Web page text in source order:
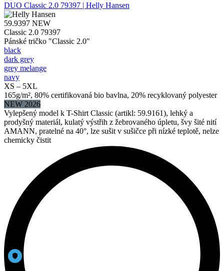
DUO Classic 2.0 79397 | Helly Hansen
59.9397 NEW
Classic 2.0 79397
Pánské tričko "Classic 2.0"
black
dark grey
grey melange
navy
XS – 5XL
165g/m², 80% certifikovaná bio bavlna, 20% recyklovaný polyester
NEW 2026
Vylepšený model k T-Shirt Classic (artikl: 59.9161), lehký a
prodyšný materiál, kulatý výstřih z žebrovaného úpletu, švy šité nití
AMANN, pratelné na 40°, lze sušit v sušičce při nízké teplotě, nelze
chemicky čistit